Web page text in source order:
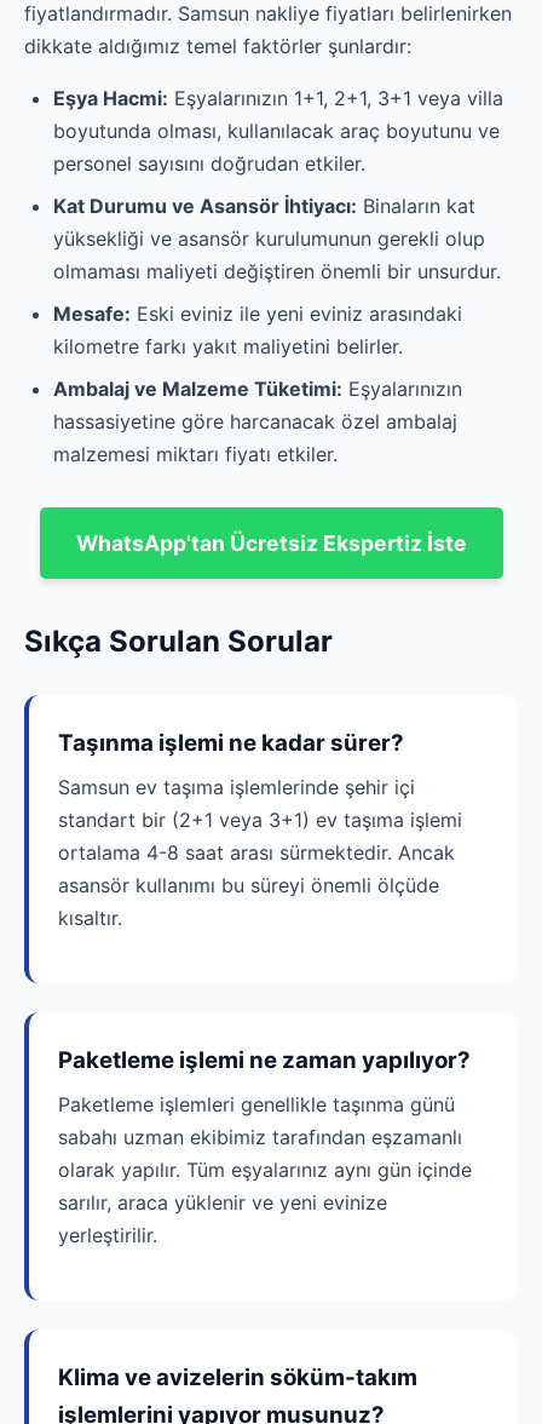
fiyatlandırmadır. Samsun nakliye fiyatları belirlenirken
dikkate aldığımız temel faktörler şunlardır:
Eşya Hacmi: Eşyalarınızın 1+1, 2+1, 3+1 veya villa
boyutunda olması, kullanılacak araç boyutunu ve
personel sayısını doğrudan etkiler.
Kat Durumu ve Asansör İhtiyacı: Binaların kat
yüksekliği ve asansör kurulumunun gerekli olup
olmaması maliyeti değiştiren önemli bir unsurdur.
Mesafe: Eski eviniz ile yeni eviniz arasındaki
kilometre farkı yakıt maliyetini belirler.
Ambalaj ve Malzeme Tüketimi: Eşyalarınızın
hassasiyetine göre harcanacak özel ambalaj
malzemesi miktarı fiyatı etkiler.
WhatsApp'tan Ücretsiz Ekspertiz İste
Sıkça Sorulan Sorular
Taşınma işlemi ne kadar sürer?
Samsun ev taşıma işlemlerinde şehir içi
standart bir (2+1 veya 3+1) ev taşıma işlemi
ortalama 4-8 saat arası sürmektedir. Ancak
asansör kullanımı bu süreyi önemli ölçüde
kısaltır.
Paketleme işlemi ne zaman yapılıyor?
Paketleme işlemleri genellikle taşınma günü
sabahı uzman ekibimiz tarafından eşzamanlı
olarak yapılır. Tüm eşyalarınız aynı gün içinde
sarılır, araca yüklenir ve yeni evinize
yerleştirilir.
Klima ve avizelerin söküm-takım
işlemlerini yapıyor musunuz?